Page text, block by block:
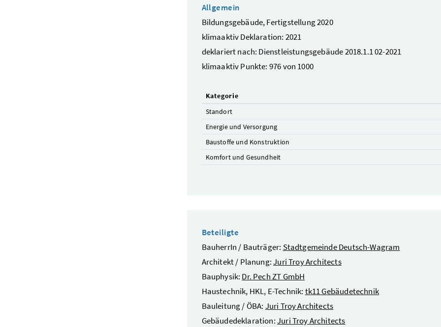
Allgemein
Bildungsgebäude, Fertigstellung 2020
klimaaktiv Deklaration: 2021
deklariert nach: Dienstleistungsgebäude 2018.1.1 02-2021
klimaaktiv Punkte: 976 von 1000
Kategorie
Standort
Energie und Versorgung
Baustoffe und Konstruktion
Komfort und Gesundheit
Beteiligte
BauherrIn / Bauträger: Stadtgemeinde Deutsch-Wagram
Architekt / Planung:Juri Troy Architects
Bauphysik: Dr. Pech ZT GmbH
Haustechnik, HKL, E-Technik: tk11 Gebäudetechnik
Bauleitung / ÖBA: Juri Troy Architects
Gebäudedeklaration:Juri Troy Architects